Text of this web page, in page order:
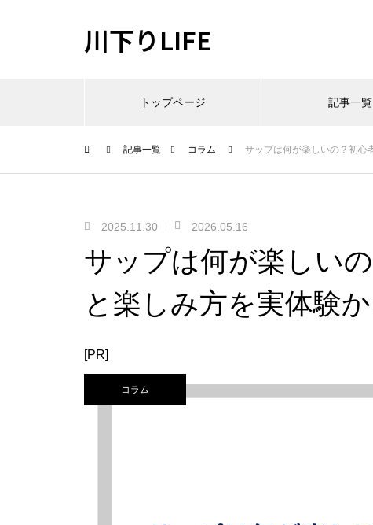
川下りLIFE
トップページ 記事一覧
記事一覧 コラム サップは何が楽しいの？初心
2025.11.30 2026.05.16
サップは何が楽しい
と楽しみ方を実体験
[PR]
コラム